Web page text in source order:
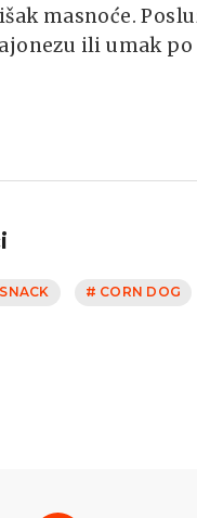
masnoće.
ili umak
# CORN DOG